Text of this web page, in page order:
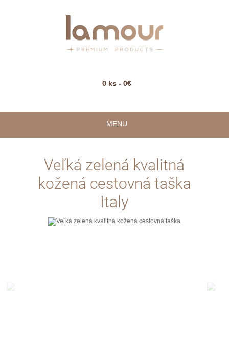
0 ks - 0€
MENU
Veľká zelená kvalitná
kožená cestovná taška
Italy